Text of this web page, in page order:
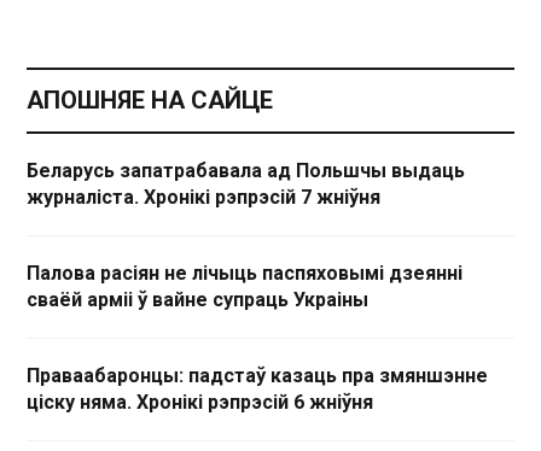
АПОШНЯЕ НА САЙЦЕ
Беларусь запатрабавала ад Польшчы выдаць
журналіста. Хронікі рэпрэсій 7 жніўня
Палова расіян не лічыць паспяховымі дзеянні
сваёй арміі ў вайне супраць Украіны
Праваабаронцы: падстаў казаць пра змяншэнне
ціску няма. Хронікі рэпрэсій 6 жніўня